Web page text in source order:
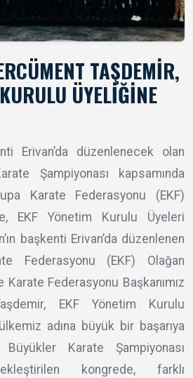
TAŞDEMIR,
ÜYELIĞINE
Erivan’da düzenlenecek olan
Şampiyonası kapsamında
Karate Federasyonu (EKF)
EKF Yönetim Kurulu Üyeleri
başkenti Erivan’da düzenlenen
Federasyonu (EKF) Olağan
Karate Federasyonu Başkanımız
EKF Yönetim Kurulu
adına büyük bir başarıya
Karate Şampiyonası
kongrede, farklı